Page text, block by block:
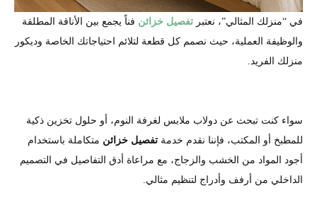
في “منزلك المثالي”، نعتبر تفصيل خزائن فناً يجمع بين الأناقة المطلقة
والوظيفة العملية، حيث نصمم كل قطعة لتلائم احتياجاتك الخاصة وديكور
منزلك الفريد.
سواء كنت تبحث عن دولاب ملابس لغرفة النوم، أو حلول تخزين ذكية
للمطبخ أو المكتب، فإننا نقدم خدمة تفصيل خزائن متكاملة باستخدام
أجود المواد من الخشب والزجاج، مع مراعاة أدق التفاصيل في التصميم
الداخلي من أرفف وأدراج لتنظيم مثالي.